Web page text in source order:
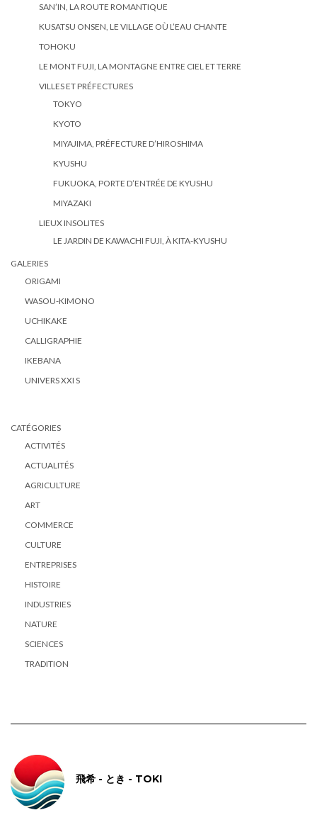
SAN’IN, LA ROUTE ROMANTIQUE
KUSATSU ONSEN, LE VILLAGE OÙ L’EAU CHANTE
TOHOKU
LE MONT FUJI, LA MONTAGNE ENTRE CIEL ET TERRE
VILLES ET PRÉFECTURES
TOKYO
KYOTO
MIYAJIMA, PRÉFECTURE D’HIROSHIMA
KYUSHU
FUKUOKA, PORTE D’ENTRÉE DE KYUSHU
MIYAZAKI
LIEUX INSOLITES
LE JARDIN DE KAWACHI FUJI, À KITA-KYUSHU
GALERIES
ORIGAMI
WASOU-KIMONO
UCHIKAKE
CALLIGRAPHIE
IKEBANA
UNIVERS XXI S
CATÉGORIES
ACTIVITÉS
ACTUALITÉS
AGRICULTURE
ART
COMMERCE
CULTURE
ENTREPRISES
HISTOIRE
INDUSTRIES
NATURE
SCIENCES
TRADITION
飛希 - とき - TOKI